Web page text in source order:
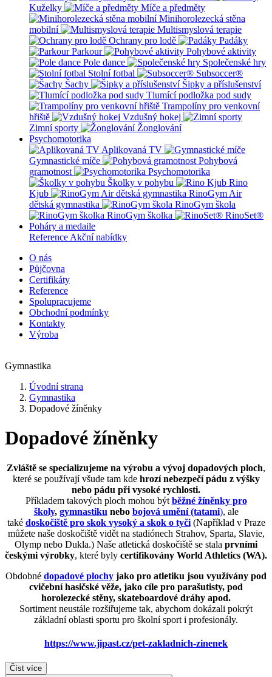
Kuželky
Míče a předměty
Minihorolezecká stěna
mobilní
Multismyslová terapie
Ochrany pro lodě
Padáky
Parkour
Pohybové aktivity
Pole dance
Společenské hry
Stolní fotbal
Subsoccer®
Šachy
Šipky a příslušenství
Tlumící podložka pod sudy
Trampolíny pro venkovní
hřiště
Vzdušný hokej
Zimní sporty
Žonglování
Psychomotorika
Aplikovaná TV
Gymnastické míče
Pohybová
gramotnost
Psychomotorika
Školky v pohybu
Rino
Kjub
RinoGym Air
dětská gymnastika
RinoGym škola
RinoGym školka
RinoSet®
Poháry a medaile
Reference Akční nabídky
O nás
Půjčovna
Certifikáty
Reference
Spolupracujeme
Obchodní podmínky
Kontakty
Výroba
Gymnastika
Úvodní strana
Gymnastika
Dopadové žíněnky
Dopadové žíněnky
Zvláště se specializujeme na výrobu a vývoj dopadových ploch,
které se používají všude tam kde hrozí nebezpečí pádu z výšky
nebo pádu při vysoké rychlosti.
Příkladem takových ploch mohou být běžné žíněnky pro
školy, gymnastiku nebo bojová umění (tatami), ale
také doskočiště pro skok vysoký a skok o tyči(Například v Praze
můžete naše doskočiště vidět na stadiónech Strahov, Sparta, Slavie,
Olymp nebo Dukla.) Naše atletická doskočiště se stala prvními
českými výrobky, které byly certifikovány World Athletics (WA).
Obdobné dopadové plochy jako pro atletiku jsou využívány pod
cvičební hasičské věže, jako cíle pro parašutisty, pod
horolezecké stěny, skateboardové dráhy apod.
Sortiment neustále rozšiřujeme tak, abychom dokázali pokrýt
základní oblasti sportu pro školní sport i profesionály.
https://www.jipast.cz/pet-zakladnich-zinenek
Číst více